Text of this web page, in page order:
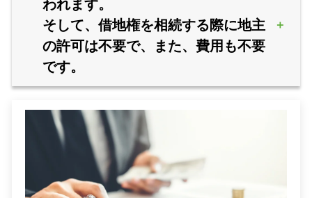
われます。
そして、借地権を相続する際に地主
の許可は不要で、また、費用も不要
です。